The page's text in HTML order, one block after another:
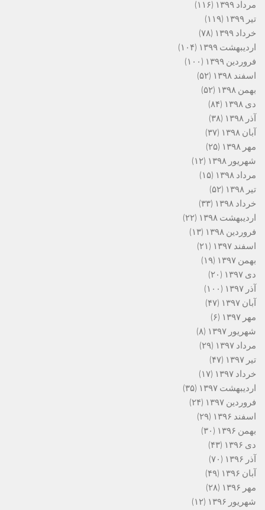
مرداد ۱۳۹۹
(۱۱۶)
تیر ۱۳۹۹
(۱۱۹)
خرداد ۱۳۹۹
(۷۸)
اردیبهشت ۱۳۹۹
(۱۰۴)
فروردین ۱۳۹۹
(۱۰۰)
اسفند ۱۳۹۸
(۵۲)
بهمن ۱۳۹۸
(۵۲)
دی ۱۳۹۸
(۸۴)
آذر ۱۳۹۸
(۳۸)
آبان ۱۳۹۸
(۳۷)
مهر ۱۳۹۸
(۲۵)
شهریور ۱۳۹۸
(۱۲)
مرداد ۱۳۹۸
(۱۵)
تیر ۱۳۹۸
(۵۲)
خرداد ۱۳۹۸
(۳۳)
اردیبهشت ۱۳۹۸
(۲۲)
فروردین ۱۳۹۸
(۱۳)
اسفند ۱۳۹۷
(۲۱)
بهمن ۱۳۹۷
(۱۹)
دی ۱۳۹۷
(۲۰)
آذر ۱۳۹۷
(۱۰۰)
آبان ۱۳۹۷
(۴۷)
مهر ۱۳۹۷
(۶)
شهریور ۱۳۹۷
(۸)
مرداد ۱۳۹۷
(۲۹)
تیر ۱۳۹۷
(۴۷)
خرداد ۱۳۹۷
(۱۷)
اردیبهشت ۱۳۹۷
(۳۵)
فروردین ۱۳۹۷
(۲۴)
اسفند ۱۳۹۶
(۲۹)
بهمن ۱۳۹۶
(۳۰)
دی ۱۳۹۶
(۴۳)
آذر ۱۳۹۶
(۷۰)
آبان ۱۳۹۶
(۴۹)
مهر ۱۳۹۶
(۲۸)
شهریور ۱۳۹۶
(۱۲)